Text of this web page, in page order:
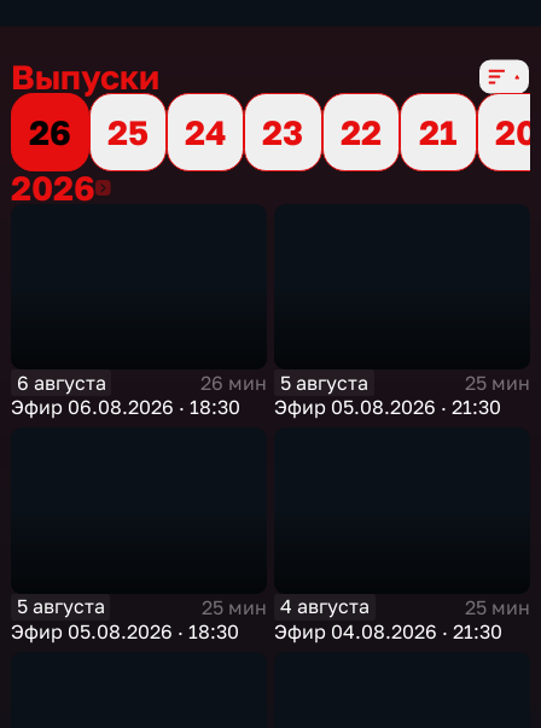
Выпуски
26
25 24 23 22 21
20
20262026
6 августа
26 мин
Эфир 06.08.2026 · 18:30
5 августа
25 мин
Эфир 05.08.2026 · 21:30
5 августа
25 мин
Эфир 05.08.2026 · 18:30
4 августа
25 мин
Эфир 04.08.2026 · 21:30